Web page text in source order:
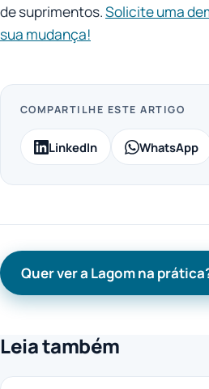
de suprimentos.Solicite uma
sua mudança!
COMPARTILHE ESTE ARTIGO
LinkedIn WhatsApp
Quer ver a Lagom na
Leia também